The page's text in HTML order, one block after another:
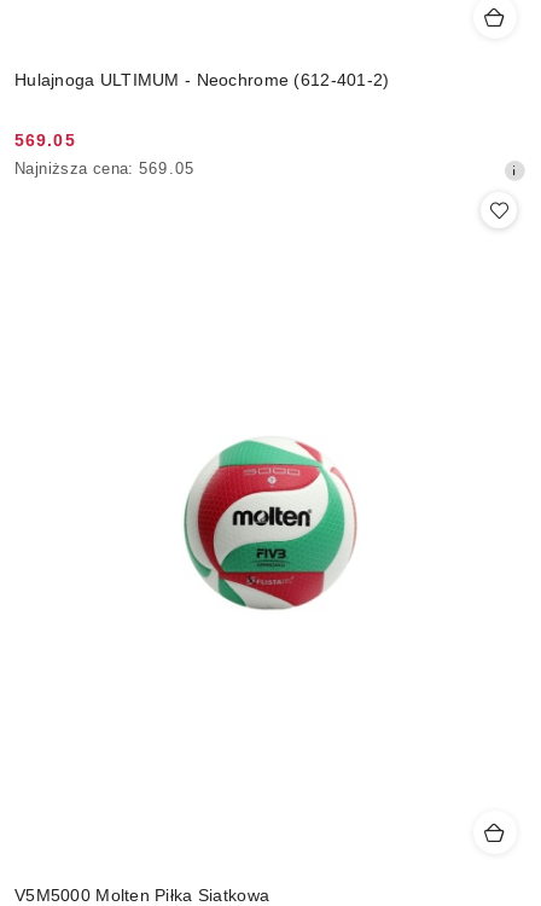
Hulajnoga ULTIMUM - Neochrome (612-401-2)
Cena
promocyjna:
569.05
Najniższa
Najniższa cena: 569.05
V5M5000 Molten Piłka Siatkowa